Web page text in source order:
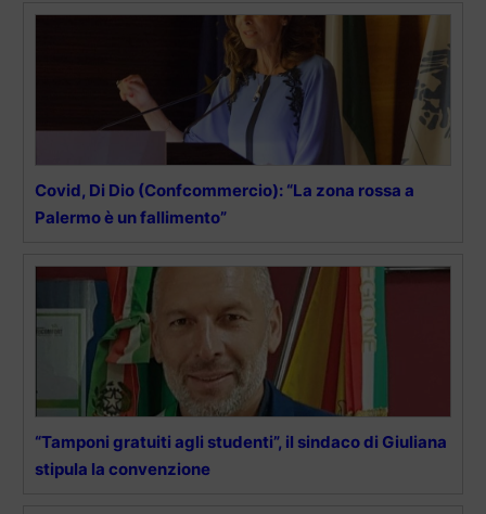
Covid, Di Dio (Confcommercio): “La zona rossa a
Palermo è un fallimento”
“Tamponi gratuiti agli studenti”, il sindaco di Giuliana
stipula la convenzione